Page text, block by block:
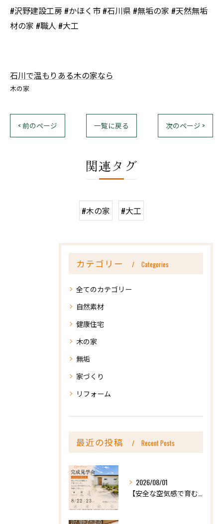
#沢野建設工房 #かほく市 #石川県 #無垢の家 #天然無垢
材の家 #職人 #大工
石川で温もりある木の家なら
木の家
< 前のページ 一覧に戻る 次のページ >
関連タグ
#木の家 #大工
カテゴリー Categories
全てのカテゴリー
自然素材
健康住宅
木の家
無垢
家づくり
リフォーム
最近の投稿 Recent Posts
2026/08/01